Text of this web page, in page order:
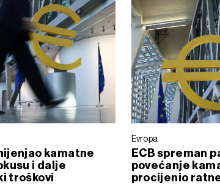
kamatne
i dalje
troškovi
Evropa
ECB spreman
povećanje
procijenio